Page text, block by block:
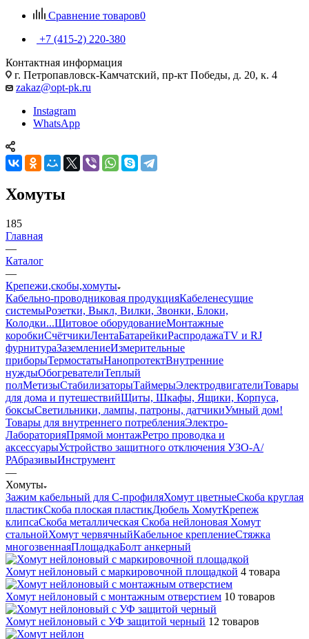
Сравнение товаров0
+7 (415-2) 220-380
Контактная информация
г. Петропавловск-Камчатский, пр-кт Победы, д. 20, к. 4
zakaz@opt-pk.ru
Instagram
WhatsApp
Хомуты
185
Главная
—
Каталог
—
Крепежи,скобы,хомуты
Кабельно-проводниковая продукцияКабеленесущие
системыРозетки, Выкл, Вилки, Звонки, Блоки,
Колодки...Щитовое оборудованиеМонтажные
коробкиСчётчикиЛентаБатарейкиРаспродажаTV и RJ
фурнитураЗаземлениеИзмерительные
приборыТермостатыНанопротектВнутренние
нуждыОбогревателиТеплый
полМетизыСтабилизаторыТаймерыЭлектродвигателиТовары
для дома и путешествийЩиты, Шкафы, Ящики, Корпуса,
боксыСветильники, лампы, патроны, датчикиУмный дом!
Товары для внутреннего потребленияЭлектро-
ЛабораторияПрямой монтажРетро проводка и
аксессуарыУстройство защитного отключения УЗО-А/
РАбразивыИнструмент
—
Хомуты
Зажим кабельный для С-профиляХомут цветныеСкоба круглая
пластикСкоба плоская пластикДюбель ХомутКрепеж
клипсаСкоба металлическая Скоба нейлоновая Хомут
стальнойХомут червячныйКабельное креплениеСтяжка
многозвеннаяПлощадкаБолт анкерный
Хомут нейлоновый с маркировочной площадкой 4 товара
Хомут нейлоновый с монтажным отверстием 10 товаров
Хомут нейлоновый с УФ защитой черный 12 товаров